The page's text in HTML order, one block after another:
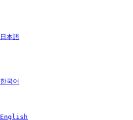
日本語
한국어
English